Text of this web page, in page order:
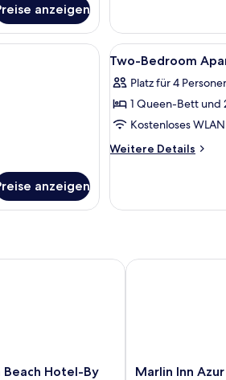
anzeigen
Zimmer, kostenloses WLAN, Bettwäsche
anzeigen
Alle
Fotos
für
Two-
Bedroom
Apartment
3
Two-Bedroom
Platz für 4
1 Queen-Bett und
Kostenloses WLAN
Weitere Details
Weitere
Bedroom
Beach Hotel-By
Hotel-By AMARINA Hotels &
Marlin
Marlin Inn
Marlin Inn Azur